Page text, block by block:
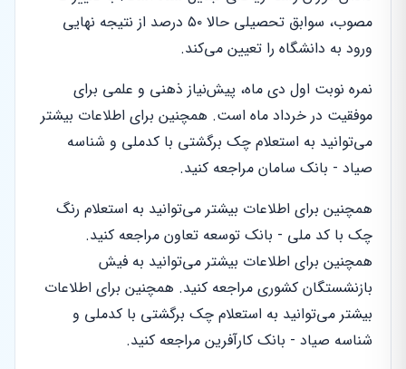
مصوب، سوابق تحصیلی حالا ۵۰ درصد از نتیجه نهایی
ورود به دانشگاه را تعیین می‌کند.
نمره نوبت اول دی ماه، پیش‌نیاز ذهنی و علمی برای
موفقیت در خرداد ماه است. همچنین برای اطلاعات بیشتر
می‌توانید به استعلام چک برگشتی با کدملی و شناسه
صیاد - بانک سامان مراجعه کنید.
همچنین برای اطلاعات بیشتر می‌توانید به استعلام رنگ
چک با کد ملی - بانک توسعه تعاون مراجعه کنید.
همچنین برای اطلاعات بیشتر می‌توانید به فیش
بازنشستگان کشوری مراجعه کنید. همچنین برای اطلاعات
بیشتر می‌توانید به استعلام چک برگشتی با کدملی و
شناسه صیاد - بانک کارآفرین مراجعه کنید.